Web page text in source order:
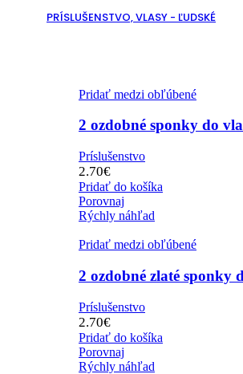
PRÍSLUŠENSTVO, VLASY - ĽUDSKÉ
Pridať medzi obľúbené
2 ozdobné sponky do
Príslušenstvo
2.70€
Pridať do košíka
Porovnaj
Rýchly náhľad
Pridať medzi obľúbené
2 ozdobné zlaté sponky
Príslušenstvo
2.70€
Pridať do košíka
Porovnaj
Rýchly náhľad